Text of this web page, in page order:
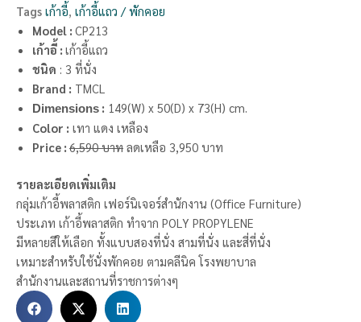
Tags เก้าอี้, เก้าอี้แถว / พักคอย
Model : CP213
เก้าอี้ : เก้าอี้แถว
ชนิด : 3 ที่นั่ง
Brand : TMCL
Dimensions : 149(W) x 50(D) x 73(H) cm.
Color : เทา แดง เหลือง
Price : 6,590 บาท ลดเหลือ 3,950 บาท
รายละเอียดเพิ่มเติม
กลุ่มเก้าอี้พลาสติก เฟอร์นิเจอร์สำนักงาน (Office Furniture)
ประเภท เก้าอี้พลาสติก ทำจาก POLY PROPYLENE
มีหลายสีให้เลือก ทั้งแบบสองที่นั่ง สามที่นั่ง และสี่ที่นั่ง
เหมาะสำหรับใช้นั่งพักคอย ตามคลีนิค โรงพยาบาล
สำนักงานและสถานที่ราชการต่างๆ